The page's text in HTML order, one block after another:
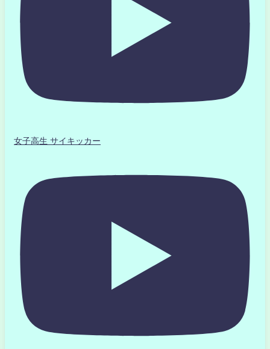
女子高生 サイキッカー